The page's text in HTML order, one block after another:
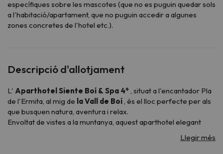
específiques sobre les mascotes (que no es puguin quedar sols
a l'habitació/apartament, que no puguin accedir a algunes
zones concretes de l'hotel etc.).
L' Aparthotel Siente Boí & Spa 4* , situat a l'encantador Pla
de l'Ermita, al mig de la Vall de Boí , és el lloc perfecte per als
que busquen natura, aventura i relax.
Envoltat de vistes a la muntanya, aquest aparthotel elegant
Descripció d'allotjament